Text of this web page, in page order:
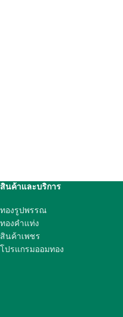
สินค้าและบริการ
ทองรูปพรรณ
ทองคำแท่ง
สินค้าเพชร
โปรแกรมออมทอง